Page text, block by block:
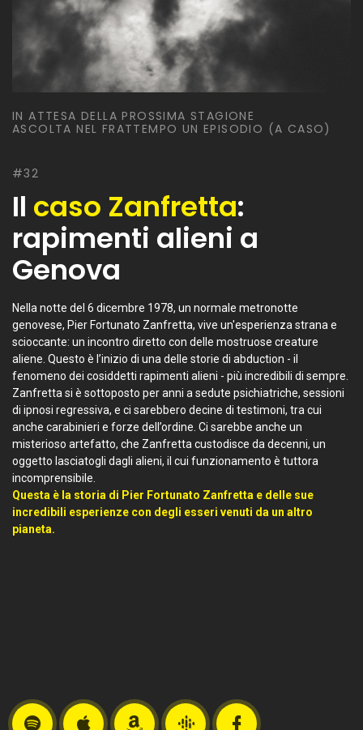
IN ATTESA DELLA PROSSIMA STAGIONE
ASCOLTA NEL FRATTEMPO UN EPISODIO (A CASO)
#32
Il caso Zanfretta:
rapimenti alieni a
Genova
Nella notte del 6 dicembre 1978, un normale metronotte
genovese, Pier Fortunato Zanfretta, vive un'esperienza strana e
scioccante: un incontro diretto con delle mostruose creature
aliene. Questo è l’inizio di una delle storie di abduction - il
fenomeno dei cosiddetti rapimenti alieni - più incredibili di sempre.
Zanfretta si è sottoposto per anni a sedute psichiatriche, sessioni
di ipnosi regressiva, e ci sarebbero decine di testimoni, tra cui
anche carabinieri e forze dell’ordine. Ci sarebbe anche un
misterioso artefatto, che Zanfretta custodisce da decenni, un
oggetto lasciatogli dagli alieni, il cui funzionamento è tuttora
incomprensibile.
Questa è la storia di Pier Fortunato Zanfretta e delle sue
incredibili esperienze con degli esseri venuti da un altro
pianeta.
Spotify Apple Amazon Google Facebook